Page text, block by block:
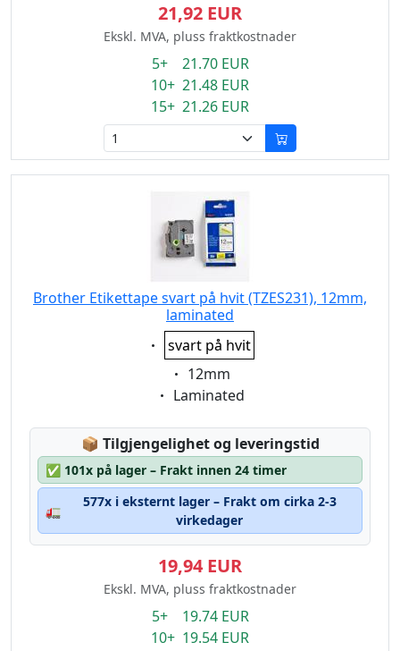
21,92 EUR
Ekskl. MVA, pluss fraktkostnader
5+ 21.70 EUR
10+ 21.48 EUR
15+ 21.26 EUR
Brother Etikettape svart på hvit (TZES231), 12mm,
laminated
Eigenschaft:
svart på hvit
Eigenschaft:
12mm
Eigenschaft:
Laminated
📦 Lagerstatus:
Tilgjengelighet og leveringstid
✅ 101x på lager – Frakt innen 24 timer
🚛
577x i eksternt lager – Frakt om cirka 2-3
virkedager
19,94 EUR
Ekskl. MVA, pluss fraktkostnader
5+ 19.74 EUR
10+ 19.54 EUR